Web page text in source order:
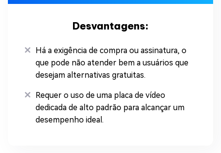
Desvantagens:
Há a exigência de compra ou assinatura, o
que pode não atender bem a usuários que
desejam alternativas gratuitas.
Requer o uso de uma placa de vídeo
dedicada de alto padrão para alcançar um
desempenho ideal.